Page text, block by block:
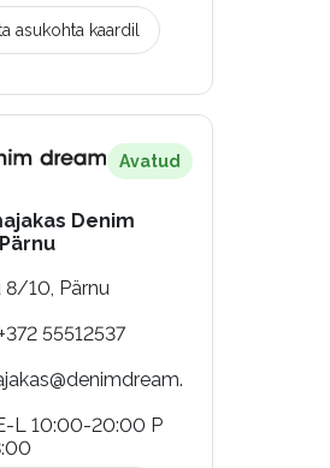
asukohta kaardil
Avatud
Denim
8/10, Pärnu
55512537
L 10:00-20:00 P